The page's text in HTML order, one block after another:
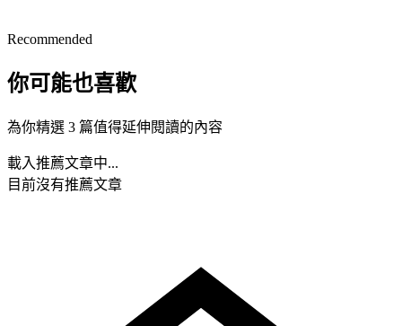
Recommended
你可能也喜歡
為你精選 3 篇值得延伸閱讀的內容
載入推薦文章中...
目前沒有推薦文章